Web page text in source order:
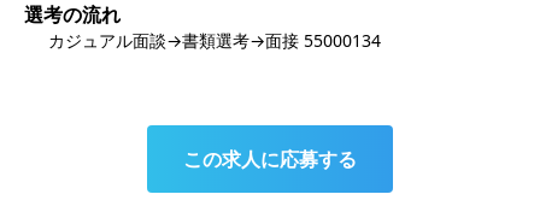
選考の流れ
カジュアル面談→書類選考→面接 55000134
この求人に応募する